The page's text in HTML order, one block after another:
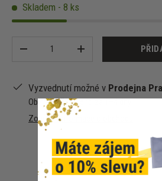
Skladem - 8 ks
+
Vyzvednutí možné v Prodejna
Obvykle připraveno za 1–4 dny
Zobrazit informace o obchodu